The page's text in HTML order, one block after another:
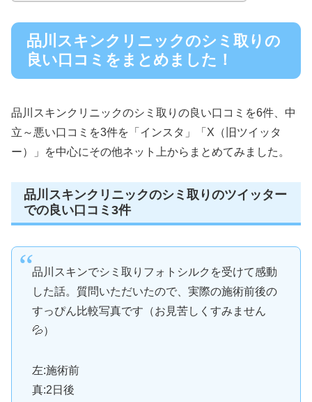
品川スキンクリニックのシミ取りの
良い口コミをまとめました！
品川スキンクリニックのシミ取りの良い口コミを6件、中
立～悪い口コミを3件を「インスタ」「X（旧ツイッタ
ー）」を中心にその他ネット上からまとめてみました。
品川スキンクリニックのシミ取りのツイッター
での良い口コミ3件
品川スキンでシミ取りフォトシルクを受けて感動
した話。質問いただいたので、実際の施術前後の
すっぴん比較写真です（お見苦しくすみません
💦）
左:施術前
真:2日後